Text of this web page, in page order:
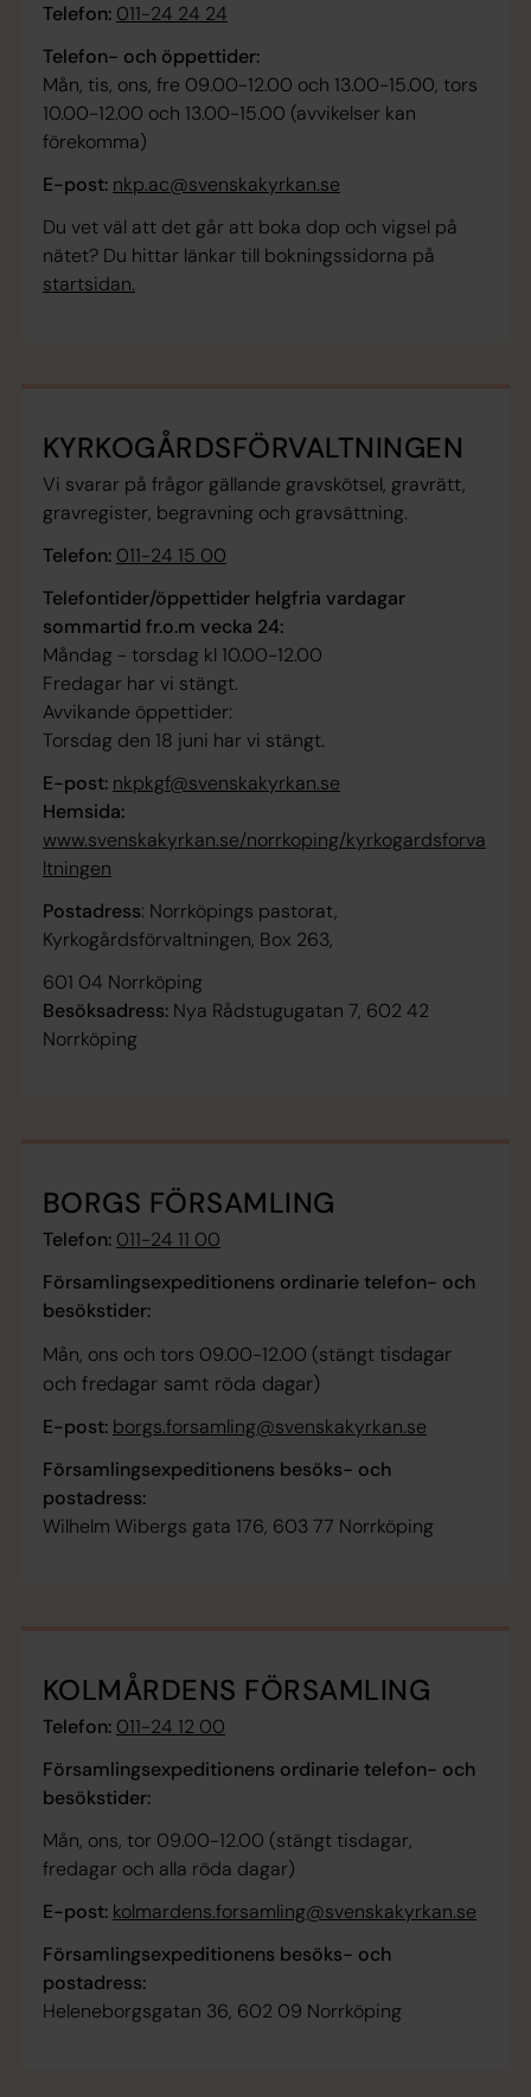
Telefon: 011-24 24 24
Telefon- och öppettider:
Mån, tis, ons, fre 09.00-12.00 och 13.00-15.00, tors
10.00-12.00 och 13.00-15.00 (avvikelser kan
förekomma)
E-post: nkp.ac@svenskakyrkan.se
Du vet väl att det går att boka dop och vigsel på
nätet? Du hittar länkar till bokningssidorna på
startsidan.
KYRKOGÅRDSFÖRVALTNINGEN
Vi svarar på frågor gällande gravskötsel, gravrätt,
gravregister, begravning och gravsättning.
Telefon: 011-24 15 00
Telefontider/öppettider helgfria vardagar
sommartid fr.o.m vecka 24:
Måndag - torsdag kl 10.00-12.00
Fredagar har vi stängt.
Avvikande öppettider:
Torsdag den 18 juni har vi stängt.
E-post: nkpkgf@svenskakyrkan.se
Hemsida:
www.svenskakyrkan.se/norrkoping/kyrkogardsforva
ltningen
Postadress: Norrköpings pastorat,
Kyrkogårdsförvaltningen, Box 263,
601 04 Norrköping
Besöksadress: Nya Rådstugugatan 7, 602 42
Norrköping
BORGS FÖRSAMLING
Telefon: 011-24 11 00
Församlingsexpeditionens ordinarie telefon- och
besökstider:
Mån, ons och tors 09.00-12.00 (stängt tisdagar
och fredagar samt röda dagar)
E-post: borgs.forsamling@svenskakyrkan.se
Församlingsexpeditionens besöks- och
postadress:
Wilhelm Wibergs gata 176, 603 77 Norrköping
KOLMÅRDENS FÖRSAMLING
Telefon: 011-24 12 00
Församlingsexpeditionens ordinarie telefon- och
besökstider:
Mån, ons, tor 09.00-12.00 (stängt tisdagar,
fredagar och alla röda dagar)
E-post: kolmardens.forsamling@svenskakyrkan.se
Församlingsexpeditionens besöks- och
postadress:
Heleneborgsgatan 36, 602 09 Norrköping